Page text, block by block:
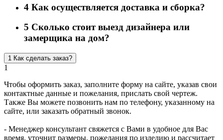
4 Как осуществляется доставка и сборка?
5 Сколько стоит выезд дизайнера или
замерщика на дом?
1 Как сделать заказ?
1
Чтобы оформить заказ, заполните форму на сайте, указав свои
контактные данные и пожелания, прислать свой чертеж.
Также Вы можете позвонить нам по телефону, указанному на
сайте, или заказать обратный звонок.
- Менеджер консультант свяжется с Вами в удобное для Вас
время, уточнит размеры, пожелания по изделию и рассчитает